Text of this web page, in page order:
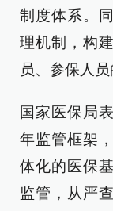
制度体系。
理机制，构
员、参保人员
国家医保局
年监管框架
体化的医保
监管，从严